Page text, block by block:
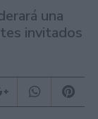
una
invitados